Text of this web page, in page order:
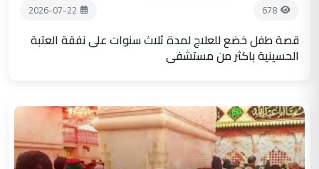
678
2026-07-22
قصة طفل خضع للعلاج لمدة ثلاث سنوات على نفقة العتبة
الحسينية باكثر من مستشفى